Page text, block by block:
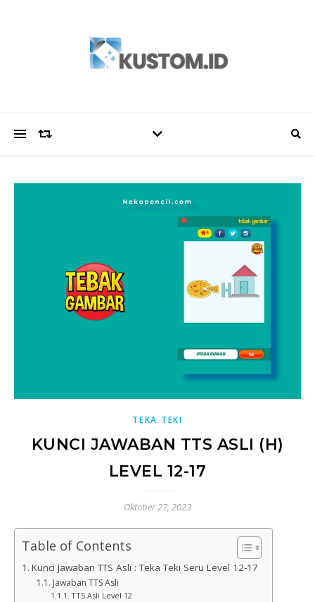
TEKA TEKI
KUNCI JAWABAN TTS ASLI (H)
LEVEL 12-17
Oktober 27, 2023
Table of Contents
Kunci Jawaban TTS Asli : Teka Teki Seru Level 12-17
Jawaban TTS Asli
TTS Asli Level 12